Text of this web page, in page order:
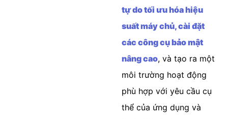
tự do tối ưu hóa hiệu
suất máy chủ, cài đặt
các công cụ bảo mật
nâng cao, và tạo ra một
môi trường hoạt động
phù hợp với yêu cầu cụ
thể của ứng dụng và